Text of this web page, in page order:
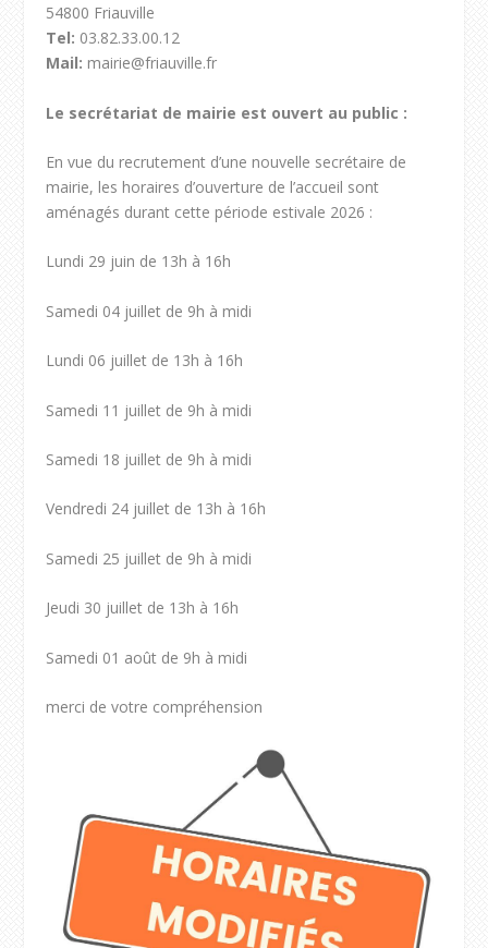
54800 Friauville
Tel: 03.82.33.00.12
Mail: mairie@friauville.fr
Le secrétariat de mairie est ouvert au public :
En vue du recrutement d’une nouvelle secrétaire de
mairie, les horaires d’ouverture de l’accueil sont
aménagés durant cette période estivale 2026 :
Lundi 29 juin de 13h à 16h
Samedi 04 juillet de 9h à midi
Lundi 06 juillet de 13h à 16h
Samedi 11 juillet de 9h à midi
Samedi 18 juillet de 9h à midi
Vendredi 24 juillet de 13h à 16h
Samedi 25 juillet de 9h à midi
Jeudi 30 juillet de 13h à 16h
Samedi 01 août de 9h à midi
merci de votre compréhension